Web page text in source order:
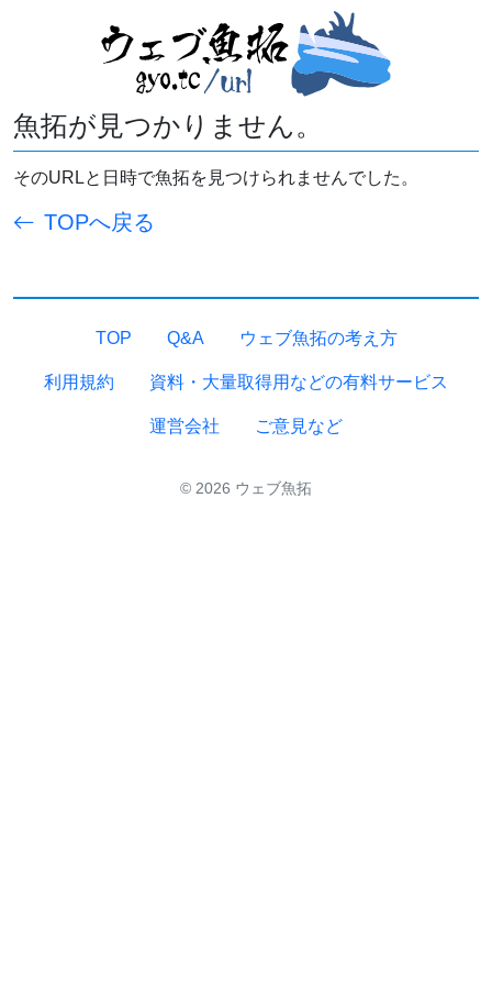
魚拓が見つかりません。
そのURLと日時で魚拓を見つけられませんでした。
TOPへ戻る
TOP Q&A ウェブ魚拓の考え方
利用規約 資料・大量取得用などの有料サービス
運営会社 ご意見など
© 2026 ウェブ魚拓